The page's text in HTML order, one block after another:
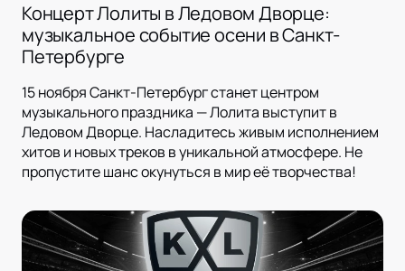
Концерт Лолиты в Ледовом Дворце:
музыкальное событие осени в Санкт-
Петербурге
15 ноября Санкт-Петербург станет центром
музыкального праздника — Лолита выступит в
Ледовом Дворце. Насладитесь живым исполнением
хитов и новых треков в уникальной атмосфере. Не
пропустите шанс окунуться в мир её творчества!